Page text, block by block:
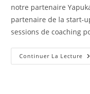
notre partenaire
partenaire de la start-
sessions de coaching
Continuer La Lecture